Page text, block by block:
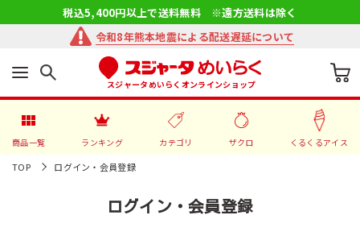
税込5,400円以上で送料無料 ※遠方送料は除く
令和8年熊本地震による配送遅延について
スジャータめいらくオンラインショップ
商品一覧 ランキング カテゴリ ザクロ くるくるアイス
TOP ログイン・会員登録
ログイン・会員登録